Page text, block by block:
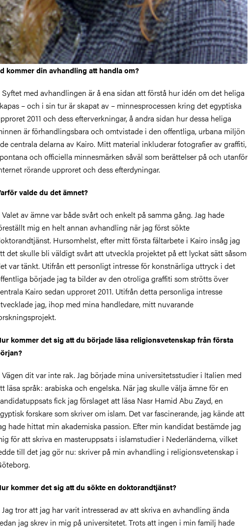
kommer din avhandling att handla om?
Syftet med avhandlingen är å ena sidan att förstå hur idén om det heliga
– och i sin tur är skapat av – minnesprocessen kring det egyptiska
2011 och dess efterverkningar, å andra sidan hur dessa heliga
är förhandlingsbara och omtvistade i den offentliga, urbana miljön
centrala delarna av Kairo. Mitt material inkluderar fotografier av graffiti,
och officiella minnesmärken såväl som berättelser på och utanför
rörande upproret och dess efterdyningar.
valde du det ämnet?
Valet av ämne var både svårt och enkelt på samma gång. Jag hade
mig en helt annan avhandling när jag först sökte
Hursomhelst, efter mitt första fältarbete i Kairo insåg jag
det skulle bli väldigt svårt att utveckla projektet på ett lyckat sätt såsom
var tänkt. Utifrån ett personligt intresse för konstnärliga uttryck i det
började jag ta bilder av den otroliga graffiti som strötts över
Kairo sedan upproret 2011. Utifrån detta personliga intresse
jag, ihop med mina handledare, mitt nuvarande
kommer det sig att du började läsa religionsvetenskap från första
Vägen dit var inte rak. Jag började mina universitetsstudier i Italien med
läsa språk: arabiska och engelska. När jag skulle välja ämne för en
fick jag förslaget att läsa Nasr Hamid Abu Zayd, en
forskare som skriver om islam. Det var fascinerande, jag kände att
hade hittat min akademiska passion. Efter min kandidat bestämde jag
för att skriva en masteruppsats i islamstudier i Nederländerna, vilket
till det jag gör nu: skriver på min avhandling i religionsvetenskap i
kommer det sig att du sökte en doktorandtjänst?
Jag tror att jag har varit intresserad av att skriva en avhandling ända
jag skrev in mig på universitetet. Trots att ingen i min familj hade